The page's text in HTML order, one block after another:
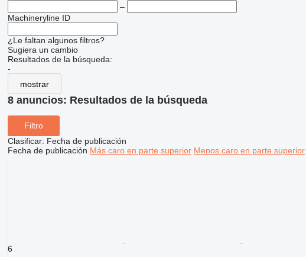
–
Machineryline ID
¿Le faltan algunos filtros?
Sugiera un cambio
Resultados de la búsqueda:
-
mostrar
8 anuncios: Resultados de la búsqueda
Filtro
Clasificar: Fecha de publicación
Fecha de publicación Más caro en parte superior Menos caro en parte superior
6